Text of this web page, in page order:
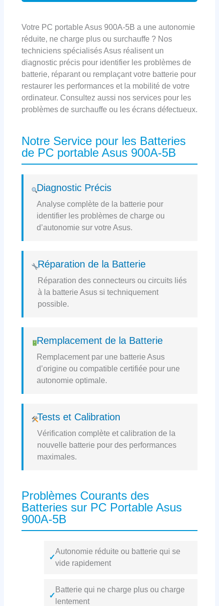
Votre PC portable Asus 900A-5B a une autonomie
réduite, ne charge plus ou surchauffe ? Nos
techniciens spécialisés Asus réalisent un
diagnostic précis pour identifier les problèmes de
batterie, réparant ou remplaçant votre batterie pour
restaurer les performances et la mobilité de votre
ordinateur. Consultez aussi nos services pour les
problèmes de surchauffe ou les écrans défectueux.
Notre Service pour les Batteries
de PC portable Asus 900A-5B
Diagnostic Précis
Analyse complète de la batterie pour
identifier les problèmes de charge ou
d’autonomie sur votre Asus.
Réparation de la Batterie
Réparation des connecteurs ou circuits liés
à la batterie Asus si techniquement
possible.
Remplacement de la Batterie
Remplacement par une batterie Asus
d’origine ou compatible certifiée pour une
autonomie optimale.
Tests et Calibration
Vérification complète et calibration de la
nouvelle batterie pour des performances
maximales.
Problèmes Courants des
Batteries sur PC Portable Asus
900A-5B
✓
Autonomie réduite ou batterie qui se
vide rapidement
✓
Batterie qui ne charge plus ou charge
lentement